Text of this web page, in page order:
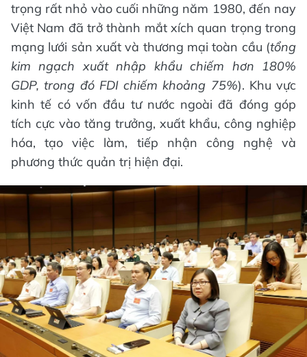
trọng rất nhỏ vào cuối những năm 1980, đến nay
Việt Nam đã trở thành mắt xích quan trọng trong
mạng lưới sản xuất và thương mại toàn cầu (tổng
kim ngạch xuất nhập khẩu chiếm hơn 180%
GDP, trong đó FDI chiếm khoảng 75%). Khu vực
kinh tế có vốn đầu tư nước ngoài đã đóng góp
tích cực vào tăng trưởng, xuất khẩu, công nghiệp
hóa, tạo việc làm, tiếp nhận công nghệ và
phương thức quản trị hiện đại.